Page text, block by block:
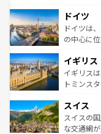
せる。地
ンテンツ
で、幅広
聖堂、美
から魅了
いる。シ
香り高い
らに、パ
れる地方
を参照し
ドイツ
ドイツは
の中心に
顔を持つ
ルリンの
してライ
は、お酒好き
ドイツ情
イギリス
イギリス
トミンス
リアごと
ティー、
戦など、
スイス
スイスの
な交通網